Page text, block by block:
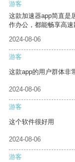
游客
这款加速器app简直是
作办公，都能畅享高速
2024-08-06
游客
这款app的用户群体非
2024-08-06
游客
这个软件很好用
2024-08-06
游客